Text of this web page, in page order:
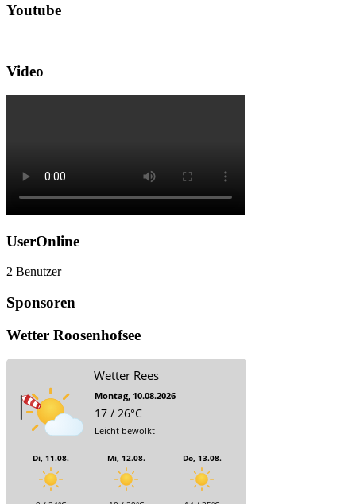
Youtube
Video
UserOnline
2 Benutzer
Sponsoren
Wetter Roosenhofsee
Wetter Rees
Montag, 10.08.2026
17 / 26°C
Leicht bewölkt
Di, 11.08. Mi, 12.08. Do, 13.08.